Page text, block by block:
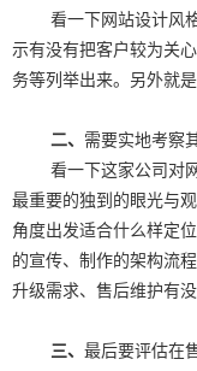
看一下网站设计风
示有没有把客户较为关
务等列举出来。另外就
二、 需要实地考察
看一下这家公司对
最重要的独到的眼光与
角度出发适合什么样定
的宣传、制作的架构流
升级需求、售后维护有
三、 最后要评估在